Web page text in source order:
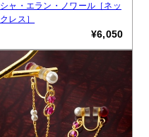
シャ・エラン・ノワール［ネッ
クレス］
¥6,050